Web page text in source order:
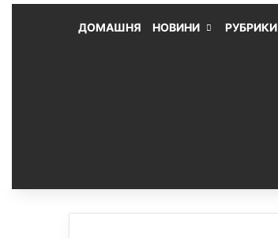
ДОМАШНЯ НОВИНИ РУБРИКИ